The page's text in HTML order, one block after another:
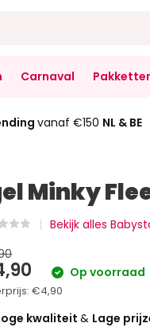
Carnaval
vanaf €150 NL & BE
Minky
Bekijk alles
Op voorraad
€4,90
kwaliteit& Lage